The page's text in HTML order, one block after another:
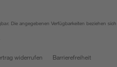
Die angegebenen Verfügbarkeiten beziehen
widerrufen Barrierefreiheit